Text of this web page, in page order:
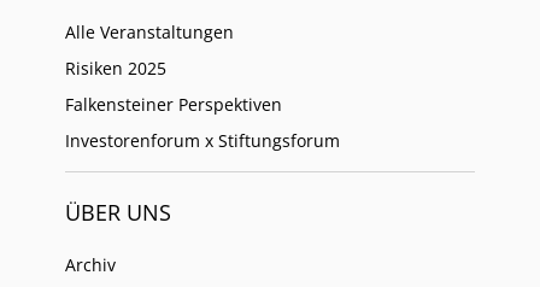
Alle Veranstaltungen
Risiken 2025
Falkensteiner Perspektiven
Investorenforum x Stiftungsforum
ÜBER UNS
Archiv